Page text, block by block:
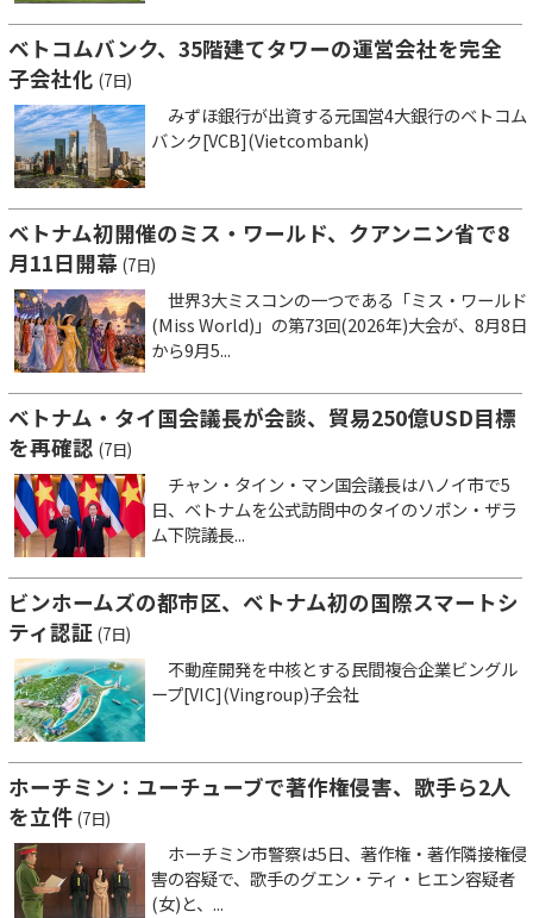
ベトコムバンク、35階建てタワーの運営会社を完全
子会社化 (7日)
みずほ銀行が出資する元国営4大銀行のベトコム
バンク[VCB](Vietcombank)
ベトナム初開催のミス・ワールド、クアンニン省で8
月11日開幕 (7日)
世界3大ミスコンの一つである「ミス・ワールド
(Miss World)」の第73回(2026年)大会が、8月8日
から9月5...
ベトナム・タイ国会議長が会談、貿易250億USD目標
を再確認 (7日)
チャン・タイン・マン国会議長はハノイ市で5
日、ベトナムを公式訪問中のタイのソポン・ザラ
ム下院議長...
ビンホームズの都市区、ベトナム初の国際スマートシ
ティ認証 (7日)
不動産開発を中核とする民間複合企業ビングル
ープ[VIC](Vingroup)子会社
ホーチミン：ユーチューブで著作権侵害、歌手ら2人
を立件 (7日)
ホーチミン市警察は5日、著作権・著作隣接権侵
害の容疑で、歌手のグエン・ティ・ヒエン容疑者
(女)と、...